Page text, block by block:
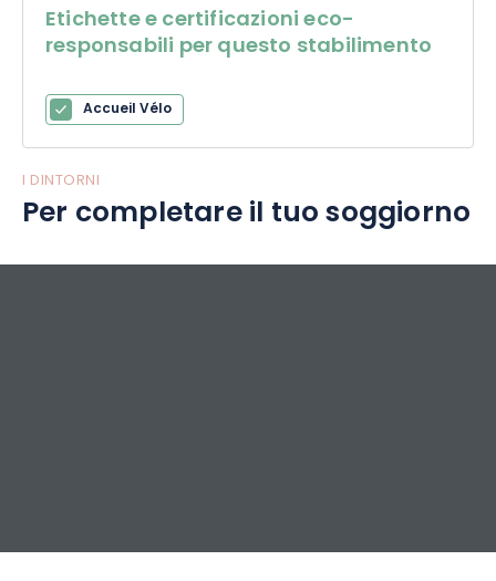
Etichette e certificazioni eco-
responsabili per questo stabilimento
Accueil Vélo
I DINTORNI
Per completare il tuo soggiorno